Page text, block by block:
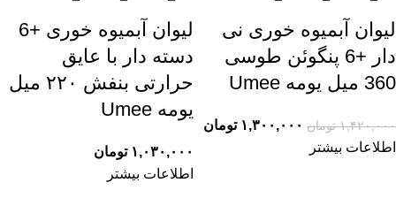
لیوان آبمیوه خوری نی
دار +6 پنگوئن طوسی
360 میل یومه Umee
۱,۴۲۰,۰۰۰ تومان ۱,۳۰۰,۰۰۰ تومان
اطلاعات بیشتر
لیوان آبمیوه خوری +6
دسته دار با عایق
حرارتی بنفش ۲۲۰ میل
یومه Umee
۱,۰۳۰,۰۰۰ تومان
اطلاعات بیشتر